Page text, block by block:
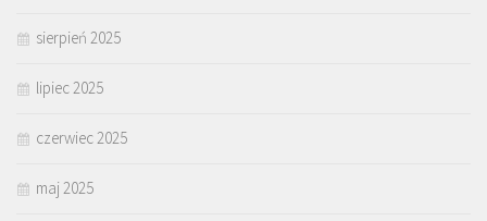
sierpień 2025
lipiec 2025
czerwiec 2025
maj 2025